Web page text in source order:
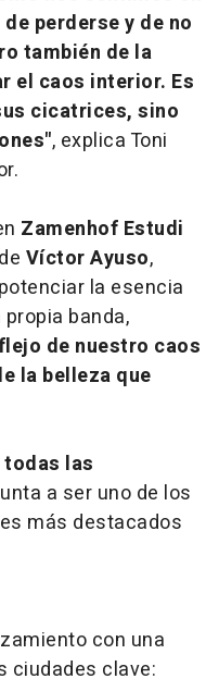
perderse y de no
también de la
el caos interior. Es
cicatrices, sino
, explica Toni
Zamenhof Estudi
Víctor Ayuso,
la esencia
banda,
de nuestro caos
la belleza que
las
a ser uno de los
más destacados
con una
ciudades clave: